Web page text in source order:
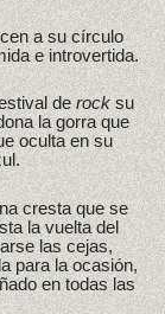
a su círculo
e introvertida.
derock su
la gorra que
oculta en su
cresta que se
la vuelta del
las cejas,
para la ocasión,
en todas las